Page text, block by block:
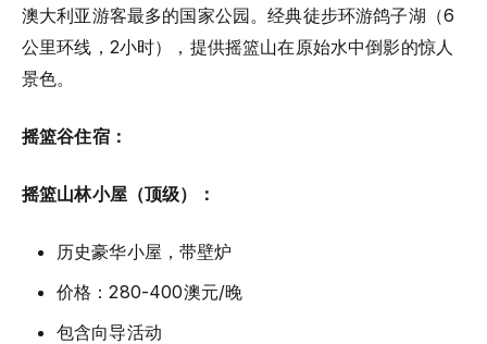
澳大利亚游客最多的国家公园。经典徒步环游鸽子湖（6
公里环线，2小时），提供摇篮山在原始水中倒影的惊人
景色。
摇篮谷住宿：
摇篮山林小屋（顶级）：
历史豪华小屋，带壁炉
价格：280-400澳元/晚
包含向导活动